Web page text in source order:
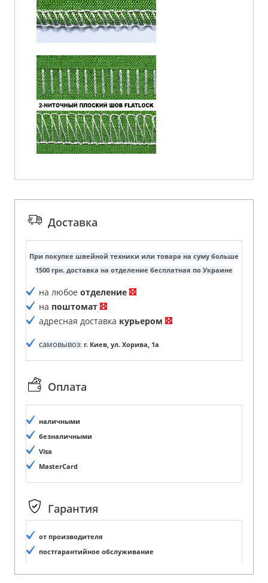
Доставка
При покупке швейной техники или товара на суму больше
1500 грн. доставка на отделение бесплатная по Украине
на любое отделение
на поштомат
адресная доставка курьером
самовывоз: г. Киев, ул. Хорива, 1а
Оплата
наличными
безналичными
Visa
MasterCard
Гарантия
от производителя
постгарантийное обслуживание